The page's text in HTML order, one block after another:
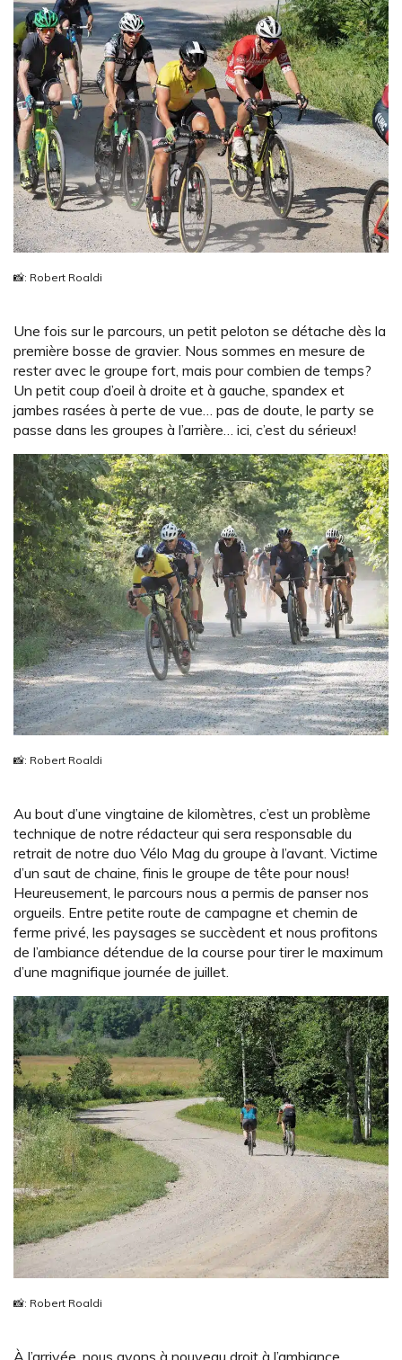
📸: Robert Roaldi
Une fois sur le parcours, un petit peloton se détache dès la
première bosse de gravier. Nous sommes en mesure de
rester avec le groupe fort, mais pour combien de temps?
Un petit coup d’oeil à droite et à gauche, spandex et
jambes rasées à perte de vue… pas de doute, le party se
passe dans les groupes à l’arrière… ici, c’est du sérieux!
📸: Robert Roaldi
Au bout d’une vingtaine de kilomètres, c’est un problème
technique de notre rédacteur qui sera responsable du
retrait de notre duo Vélo Mag du groupe à l’avant. Victime
d’un saut de chaine, finis le groupe de tête pour nous!
Heureusement, le parcours nous a permis de panser nos
orgueils. Entre petite route de campagne et chemin de
ferme privé, les paysages se succèdent et nous profitons
de l’ambiance détendue de la course pour tirer le maximum
d’une magnifique journée de juillet.
📸: Robert Roaldi
À l’arrivée, nous avons à nouveau droit à l’ambiance